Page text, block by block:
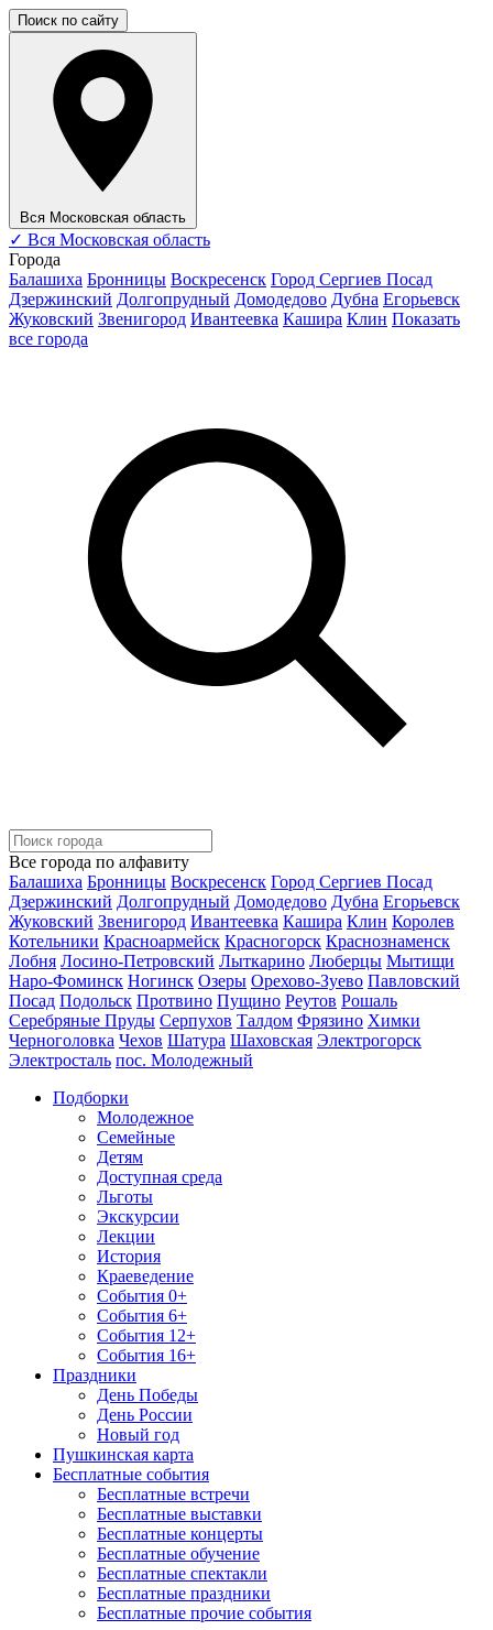
Поиск по сайту
Вся Московская область
✓ Вся Московская область
Города
Балашиха Бронницы Воскресенск Город Сергиев Посад
Дзержинский Долгопрудный Домодедово Дубна Егорьевск
Жуковский Звенигород Ивантеевка Кашира Клин Показать
все города
Все города по алфавиту
Балашиха Бронницы Воскресенск Город Сергиев Посад
Дзержинский Долгопрудный Домодедово Дубна Егорьевск
Жуковский Звенигород Ивантеевка Кашира Клин Королев
Котельники Красноармейск Красногорск Краснознаменск
Лобня Лосино-Петровский Лыткарино Люберцы Мытищи
Наро-Фоминск Ногинск Озеры Орехово-Зуево Павловский
Посад Подольск Протвино Пущино Реутов Рошаль
Серебряные Пруды Серпухов Талдом Фрязино Химки
Черноголовка Чехов Шатура Шаховская Электрогорск
Электросталь пос. Молодежный
Подборки
Молодежное
Семейные
Детям
Доступная среда
Льготы
Экскурсии
Лекции
История
Краеведение
События 0+
События 6+
События 12+
События 16+
Праздники
День Победы
День России
Новый год
Пушкинская карта
Бесплатные события
Бесплатные встречи
Бесплатные выставки
Бесплатные концерты
Бесплатные обучение
Бесплатные спектакли
Бесплатные праздники
Бесплатные прочие события